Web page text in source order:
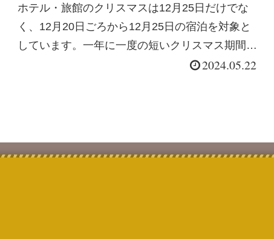
ホテル・旅館のクリスマスは12月25日だけでな
く、12月20日ごろから12月25日の宿泊を対象と
しています。一年に一度の短いクリスマス期間だ
からこそ、非日常のリゾートホテルで彼女へのサ
2024.05.22